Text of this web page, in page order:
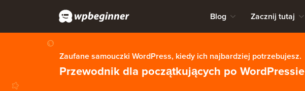
Blog Zacznij tutaj
Zaufane samouczki WordPress, kiedy ich najbardziej potrzebujesz.
Przewodnik dla początkujących po WordPressie